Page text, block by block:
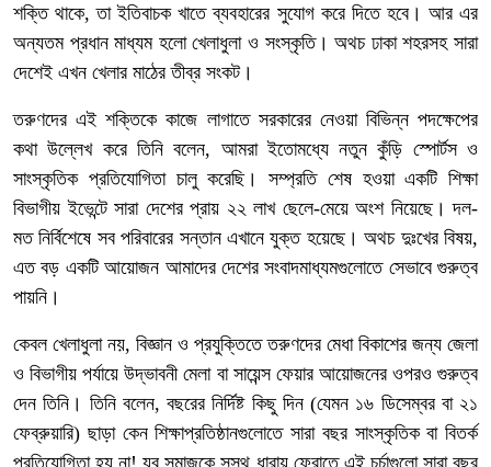
শক্তি থাকে, তা ইতিবাচক খাতে ব্যবহারের সুযোগ করে দিতে হবে। আর এর
অন্যতম প্রধান মাধ্যম হলো খেলাধুলা ও সংস্কৃতি। অথচ ঢাকা শহরসহ সারা
দেশেই এখন খেলার মাঠের তীব্র সংকট।
তরুণদের এই শক্তিকে কাজে লাগাতে সরকারের নেওয়া বিভিন্ন পদক্ষেপের
কথা উল্লেখ করে তিনি বলেন, আমরা ইতোমধ্যে নতুন কুঁড়ি স্পোর্টস ও
সাংস্কৃতিক প্রতিযোগিতা চালু করেছি। সম্প্রতি শেষ হওয়া একটি শিক্ষা
বিভাগীয় ইভেন্টে সারা দেশের প্রায় ২২ লাখ ছেলে-মেয়ে অংশ নিয়েছে। দল-
মত নির্বিশেষে সব পরিবারের সন্তান এখানে যুক্ত হয়েছে। অথচ দুঃখের বিষয়,
এত বড় একটি আয়োজন আমাদের দেশের সংবাদমাধ্যমগুলোতে সেভাবে গুরুত্ব
পায়নি।
কেবল খেলাধুলা নয়, বিজ্ঞান ও প্রযুক্তিতে তরুণদের মেধা বিকাশের জন্য জেলা
ও বিভাগীয় পর্যায়ে উদ্ভাবনী মেলা বা সায়েন্স ফেয়ার আয়োজনের ওপরও গুরুত্ব
দেন তিনি। তিনি বলেন, বছরের নির্দিষ্ট কিছু দিন (যেমন ১৬ ডিসেম্বর বা ২১
ফেব্রুয়ারি) ছাড়া কেন শিক্ষাপ্রতিষ্ঠানগুলোতে সারা বছর সাংস্কৃতিক বা বিতর্ক
প্রতিযোগিতা হয় না! যুব সমাজকে সুস্থ ধারায় ফেরাতে এই চর্চাগুলো সারা বছর